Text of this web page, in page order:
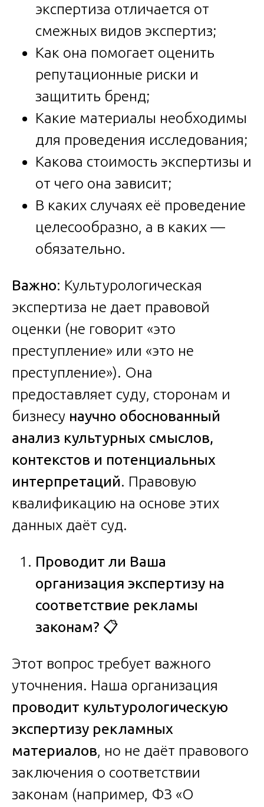
экспертиза отличается от
смежных видов экспертиз;
Как она помогает оценить
репутационные риски и
защитить бренд;
Какие материалы необходимы
для проведения исследования;
Какова стоимость экспертизы и
от чего она зависит;
В каких случаях её проведение
целесообразно, а в каких —
обязательно.
Важно: Культурологическая
экспертиза не дает правовой
оценки (не говорит «это
преступление» или «это не
преступление»). Она
предоставляет суду, сторонам и
бизнесу научно обоснованный
анализ культурных смыслов,
контекстов и потенциальных
интерпретаций. Правовую
квалификацию на основе этих
данных даёт суд.
Проводит ли Ваша
организация экспертизу на
соответствие рекламы
законам? 📋
Этот вопрос требует важного
уточнения. Наша организация
проводит культурологическую
экспертизу рекламных
материалов, но не даёт правового
заключения о соответствии
законам (например, ФЗ «О